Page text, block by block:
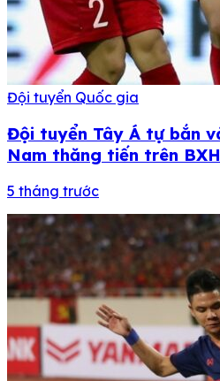
Đội tuyển Quốc gia
Đội tuyển Tây Á tự bắn
Nam thăng tiến trên
5 tháng trước